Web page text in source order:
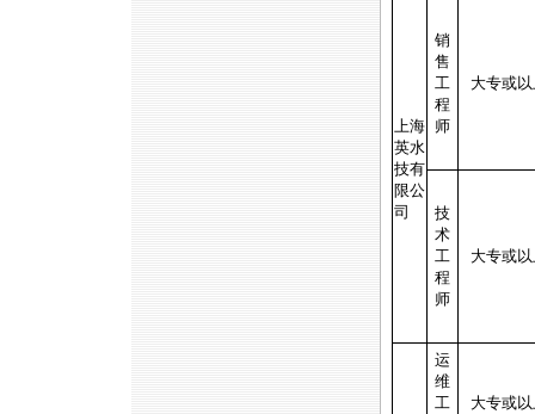
上海
英水
技有
限公
司
销
售
工
程
师
大专或
技
术
工
程
师
大专或
运
维
工
大专或